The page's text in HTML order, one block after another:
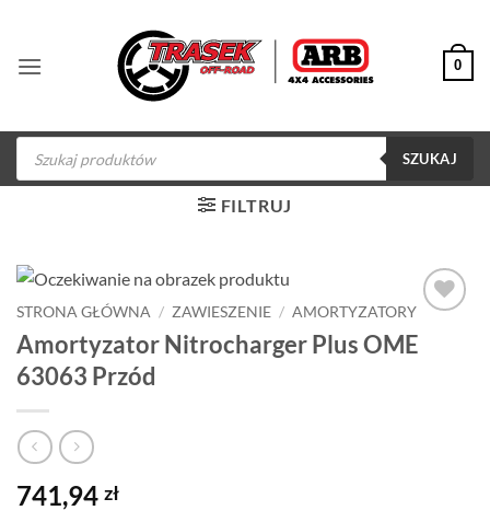
zawartości
0
Wyszukiwarka
produktów
SZUKAJ
FILTRUJ
Dodaj do
obserwowanych
STRONA GŁÓWNA / ZAWIESZENIE / AMORTYZATORY
Amortyzator Nitrocharger Plus OME
63063 Przód
741,94 zł